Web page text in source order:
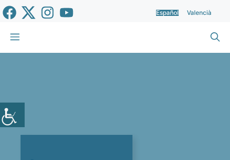
Saltar
al
contenido
Español Valencià
Menú